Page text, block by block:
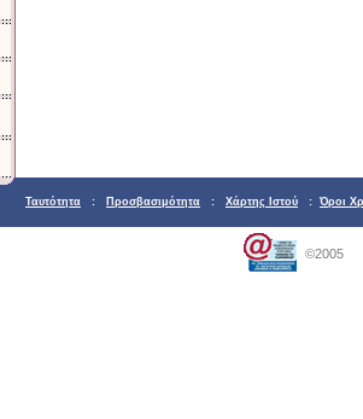
Ταυτότητα : Προσβασιμότητα : Χάρτης Ιστού : Όροι
©2005